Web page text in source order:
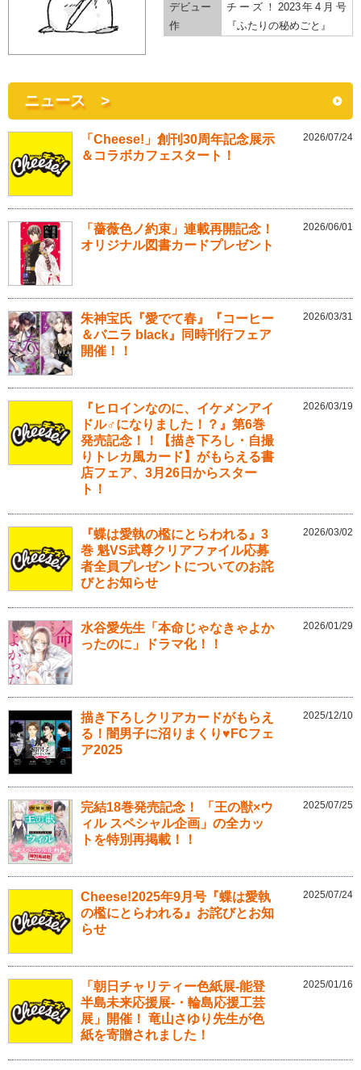
デビュー
作
チーズ！2023年4月号
『ふたりの秘めごと』
ニュース >
「Cheese!」創刊30周年記念展示
＆コラボカフェスタート！
2026/07/24
「薔薇色ノ約束」連載再開記念！
オリジナル図書カードプレゼント
2026/06/01
朱神宝氏『愛でて春』『コーヒー
＆バニラ black』同時刊行フェア
開催！！
2026/03/31
『ヒロインなのに、イケメンアイ
ドル♂になりました！？』第6巻
発売記念！！【描き下ろし・自撮
りトレカ風カード】がもらえる書
店フェア、3月26日からスター
ト！
2026/03/19
『蝶は愛執の檻にとらわれる』3
巻 魁VS武尊クリアファイル応募
者全員プレゼントについてのお詫
びとお知らせ
2026/03/02
水谷愛先生「本命じゃなきゃよか
ったのに」ドラマ化！！
2026/01/29
描き下ろしクリアカードがもらえ
る！闇男子に沼りまくり♥FCフェ
ア2025
2025/12/10
完結18巻発売記念！ 「王の獣×ウ
ィル スペシャル企画」の全カッ
トを特別再掲載！！
2025/07/25
Cheese!2025年9月号『蝶は愛執
の檻にとらわれる』お詫びとお知
らせ
2025/07/24
「朝日チャリティー色紙展-能登
半島未来応援展-・輪島応援工芸
展」開催！ 竜山さゆり先生が色
紙を寄贈されました！
2025/01/16